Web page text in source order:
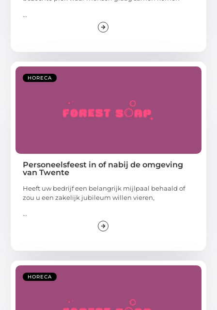
...
HORECA
Personeelsfeest in of nabij de omgeving
van Twente
Heeft uw bedrijf een belangrijk mijlpaal behaald of
zou u een zakelijk jubileum willen vieren,
...
HORECA